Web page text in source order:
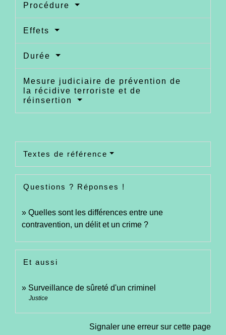
Procédure
Effets
Durée
Mesure judiciaire de prévention de
la récidive terroriste et de
réinsertion
Textes de référence
Questions ? Réponses !
Quelles sont les différences entre une
contravention, un délit et un crime ?
Et aussi
Surveillance de sûreté d'un criminel
Justice
Signaler une erreur sur cette page